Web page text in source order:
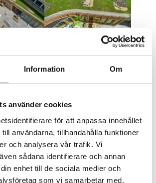
Information Om
använder cookies
för att anpassa innehållet
användarna, tillhandahålla funktioner
och analysera vår trafik. Vi
sådana identifierare och annan
enhet till de sociala medier och
som vi samarbetar med.